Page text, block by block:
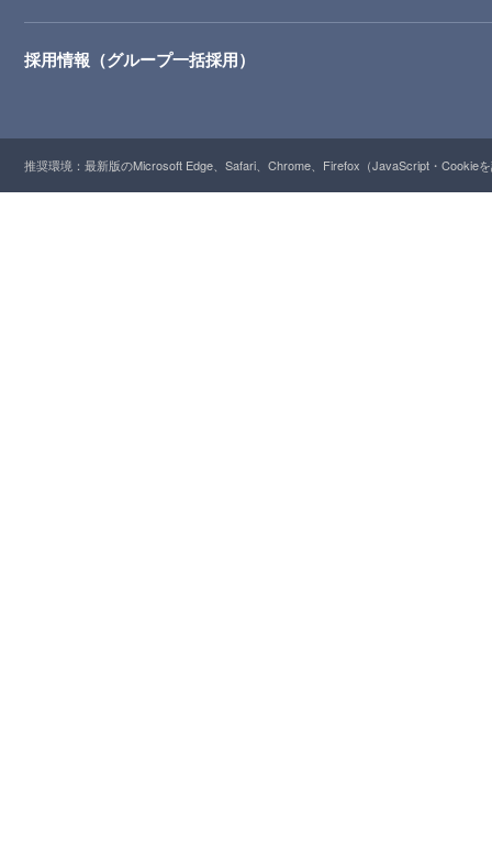
採用情報（グループ一括採用）
推奨環境：最新版のMicrosoft Edge、Safari、Chrome、Firefox（JavaScript・Cookie